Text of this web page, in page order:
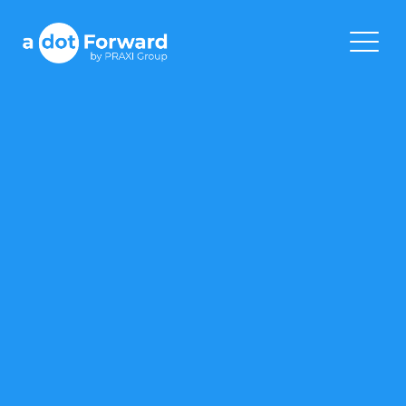
content
A Dot Forward